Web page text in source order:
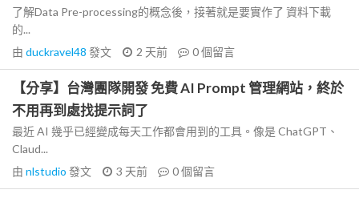
了解Data Pre-processing的概念後，接著就是要實作了 資料下載
的...
由 duckravel48 發文 2 天前 0個留言
【分享】台灣團隊開發 免費 AI Prompt 管理網站，終於
不用再到處找提示詞了
最近 AI 幾乎已經變成每天工作都會用到的工具。像是 ChatGPT、
Claud...
由 nlstudio 發文 3 天前 0個留言